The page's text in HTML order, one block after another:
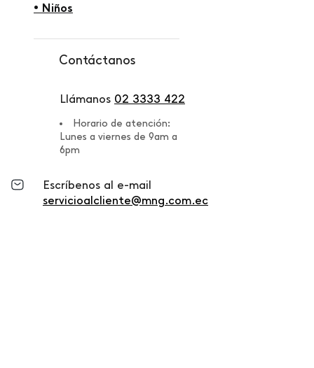
• Niños
Contáctanos
Llámanos 02 3333 422
Horario de atención:
Lunes a viernes de 9am a
6pm
Escríbenos al e-mail
servicioalcliente@mng.com.ec